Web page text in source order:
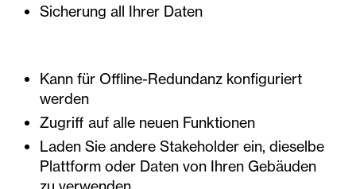
Sicherung all Ihrer Daten
Kann für Offline-Redundanz konfiguriert
werden
Zugriff auf alle neuen Funktionen
Laden Sie andere Stakeholder ein, dieselbe
Plattform oder Daten von Ihren Gebäuden